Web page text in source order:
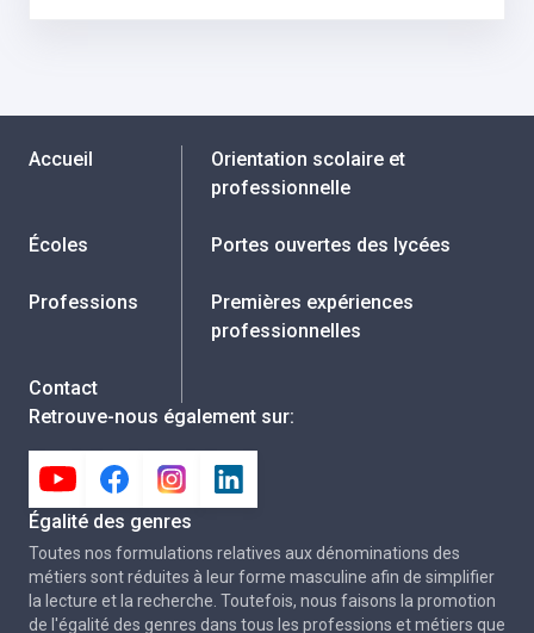
Accueil
Orientation scolaire et
professionnelle
Écoles Portes ouvertes des lycées
Professions
Premières expériences
professionnelles
Contact
Retrouve-nous également sur:
Égalité des genres
Toutes nos formulations relatives aux dénominations des
métiers sont réduites à leur forme masculine afin de simplifier
la lecture et la recherche. Toutefois, nous faisons la promotion
de l'égalité des genres dans tous les professions et métiers que